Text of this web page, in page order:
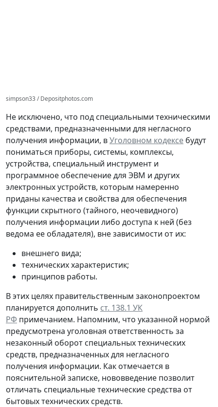
simpson33 / Depositphotos.com
Не исключено, что под специальными техническими
средствами, предназначенными для негласного
получения информации, вУголовном кодексе будут
пониматься приборы, системы, комплексы,
устройства, специальный инструмент и
программное обеспечение для ЭВМ и других
электронных устройств, которым намеренно
приданы качества и свойства для обеспечения
функции скрытного (тайного, неочевидного)
получения информации либо доступа к ней (без
ведома ее обладателя), вне зависимости от их:
внешнего вида;
технических характеристик;
принципов работы.
В этих целях правительственным законопроектом
планируется дополнить ст. 138.1 УК
РФ примечанием. Напомним, что указанной нормой
предусмотрена уголовная ответственность за
незаконный оборот специальных технических
средств, предназначенных для негласного
получения информации. Как отмечается в
пояснительной записке, нововведение позволит
отличать специальные технические средства от
бытовых технических средств.